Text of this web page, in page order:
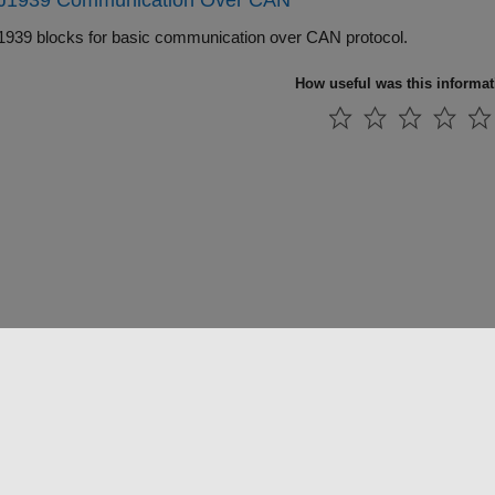
blocks for basic communication over CAN protocol.
How useful was this